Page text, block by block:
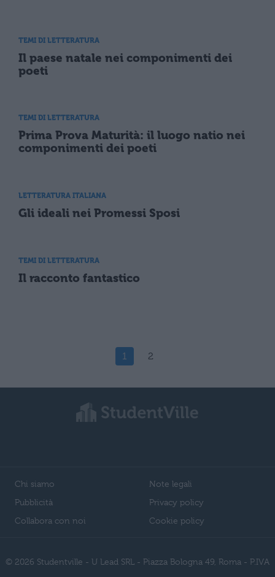
TEMI DI LETTERATURA
Il paese natale nei componimenti dei
poeti
TEMI DI LETTERATURA
Prima Prova Maturità: il luogo natio nei
componimenti dei poeti
LETTERATURA ITALIANA
Gli ideali nei Promessi Sposi
TEMI DI LETTERATURA
Il racconto fantastico
1 2
Chi siamo
Pubblicità
Collabora con noi
Note legali
Privacy policy
Cookie policy
© 2026 Studentville - U Lead SRL - Piazza Bologna 49, Roma - P.IVA